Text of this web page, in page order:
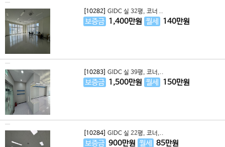
[10282] GIDC 실 32평, 코너 ..
보증금 1,400만원 월세 140만원
[10283] GIDC 실 39평, 코너,..
보증금 1,500만원 월세 150만원
[10284] GIDC 실 22평, 코너,..
보증금 900만원 월세 85만원